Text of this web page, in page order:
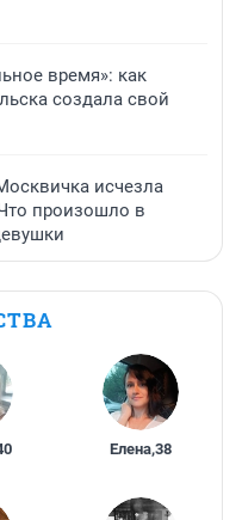
время»: как
создала свой
исчезла
произошло в
Елена,38